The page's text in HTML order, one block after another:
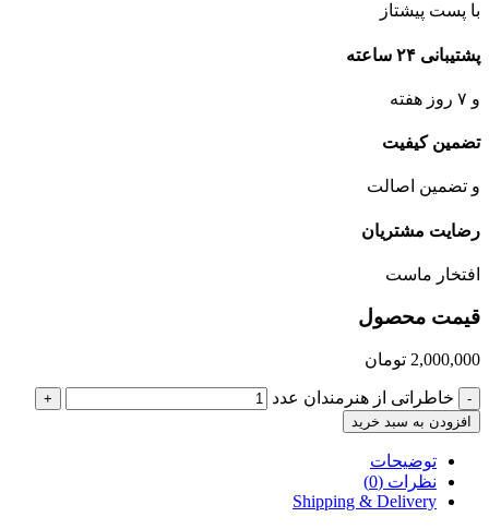
با پست پیشتاز
پشتیبانی ۲۴ ساعته
و ۷ روز هفته
تضمین کیفیت
و تضمین اصالت
رضایت مشتریان
افتخار ماست
قیمت محصول
2,000,000 تومان
- خاطراتی از هنرمندان عدد
+
افزودن به سبد خرید
توضیحات
نظرات (0)
Shipping & Delivery